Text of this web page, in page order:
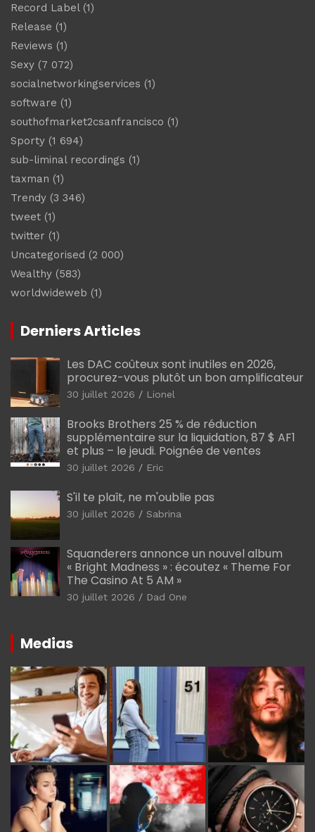
Record Label(1)
Release (1)
Reviews (1)
Sexy (7 072)
socialnetworkingservices (1)
software (1)
southofmarket2csanfrancisco (1)
Sporty (1 694)
sub-liminal recordings (1)
taxman (1)
Trendy (3 346)
tweet (1)
twitter (1)
Uncategorised (2 000)
Wealthy (583)
worldwideweb (1)
Derniers Articles
Les DAC coûteux sont inutiles en 2026,
procurez-vous plutôt un bon amplificateur
30 juillet 2026 Lionel
Brooks Brothers 25 % de réduction
supplémentaire sur la liquidation, 87 $ AF1
et plus – le jeudi. Poignée de ventes
30 juillet 2026 Eric
S'il te plaît, ne m'oublie pas
30 juillet 2026 Sabrina
Squanderers annonce un nouvel album
« Bright Madness » : écoutez « Theme For
The Casino At 5 AM »
30 juillet 2026 Dad One
Medias